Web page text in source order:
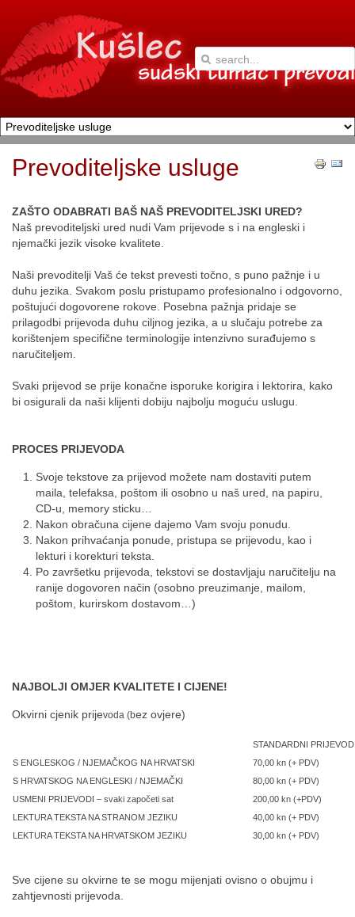
Prevoditeljske usluge
ZAŠTO ODABRATI BAŠ NAŠ PREVODITELJSKI URED?
Naš prevoditeljski ured nudi Vam prijevode s i na engleski i
njemački jezik visoke kvalitete.
Naši prevoditelji Vaš će tekst prevesti točno, s puno pažnje i u
duhu jezika. Svakom poslu pristupamo profesionalno i odgovorno,
poštujući dogovorene rokove. Posebna pažnja pridaje se
prilagodbi prijevoda duhu ciljnog jezika, a u slučaju potrebe za
korištenjem specifične terminologije intenzivno surađujemo s
naručiteljem.
Svaki prijevod se prije konačne isporuke korigira i lektorira, kako
bi osigurali da naši klijenti dobiju najbolju moguću uslugu.
PROCES PRIJEVODA
Svoje tekstove za prijevod možete nam dostaviti putem
maila, telefaksa, poštom ili osobno u naš ured, na papiru,
CD-u, memory sticku…
Nakon obračuna cijene dajemo Vam svoju ponudu.
Nakon prihvaćanja ponude, pristupa se prijevodu, kao i
lekturi i korekturi teksta.
Po završetku prijevoda, tekstovi se dostavljaju naručitelju na
ranije dogovoren način (osobno preuzimanje, mailom,
poštom, kurirskom dostavom…)
NAJBOLJI OMJER KVALITETE I CIJENE!
Okvirni cjenik prijevoda (bez ovjere)
STANDARDNI
S ENGLESKOG / NJEMAČKOG NA HRVATSKI
70,00 kn (+ PDV)
S HRVATSKOG NA ENGLESKI / NJEMAČKI
80,00 kn (+ PDV)
USMENI PRIJEVODI – svaki započeti sat
200,00 kn (+PDV)
LEKTURA TEKSTA NA STRANOM JEZIKU
40,00 kn (+ PDV)
LEKTURA TEKSTA NA HRVATSKOM JEZIKU
30,00 kn (+ PDV)
Sve cijene su okvirne te se mogu mijenjati ovisno o obujmu i
zahtjevnosti prijevoda.